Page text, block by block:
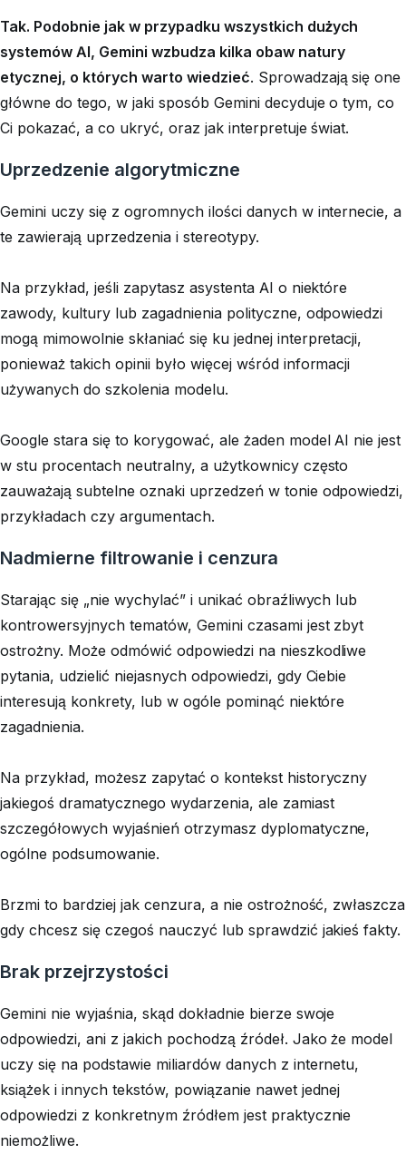
Tak. Podobnie jak w przypadku wszystkich dużych
systemów AI, Gemini wzbudza kilka obaw natury
etycznej, o których warto wiedzieć. Sprowadzają się one
główne do tego, w jaki sposób Gemini decyduje o tym, co
Ci pokazać, a co ukryć, oraz jak interpretuje świat.
Uprzedzenie algorytmiczne
Gemini uczy się z ogromnych ilości danych w internecie, a
te zawierają uprzedzenia i stereotypy.
Na przykład, jeśli zapytasz asystenta AI o niektóre
zawody, kultury lub zagadnienia polityczne, odpowiedzi
mogą mimowolnie skłaniać się ku jednej interpretacji,
ponieważ takich opinii było więcej wśród informacji
używanych do szkolenia modelu.
Google stara się to korygować, ale żaden model AI nie jest
w stu procentach neutralny, a użytkownicy często
zauważają subtelne oznaki uprzedzeń w tonie odpowiedzi,
przykładach czy argumentach.
Nadmierne filtrowanie i cenzura
Starając się „nie wychylać” i unikać obraźliwych lub
kontrowersyjnych tematów, Gemini czasami jest zbyt
ostrożny. Może odmówić odpowiedzi na nieszkodliwe
pytania, udzielić niejasnych odpowiedzi, gdy Ciebie
interesują konkrety, lub w ogóle pominąć niektóre
zagadnienia.
Na przykład, możesz zapytać o kontekst historyczny
jakiegoś dramatycznego wydarzenia, ale zamiast
szczegółowych wyjaśnień otrzymasz dyplomatyczne,
ogólne podsumowanie.
Brzmi to bardziej jak cenzura, a nie ostrożność, zwłaszcza
gdy chcesz się czegoś nauczyć lub sprawdzić jakieś fakty.
Brak przejrzystości
Gemini nie wyjaśnia, skąd dokładnie bierze swoje
odpowiedzi, ani z jakich pochodzą źródeł. Jako że model
uczy się na podstawie miliardów danych z internetu,
książek i innych tekstów, powiązanie nawet jednej
odpowiedzi z konkretnym źródłem jest praktycznie
niemożliwe.